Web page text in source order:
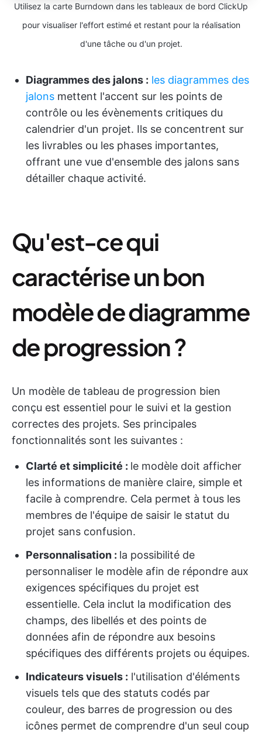
Utilisez la carte Burndown dans les tableaux de bord ClickUp
pour visualiser l'effort estimé et restant pour la réalisation
d'une tâche ou d'un projet.
Diagrammes des jalons : les diagrammes des
jalons mettent l'accent sur les points de
contrôle ou les évènements critiques du
calendrier d'un projet. Ils se concentrent sur
les livrables ou les phases importantes,
offrant une vue d'ensemble des jalons sans
détailler chaque activité.
Qu'est-ce qui
caractérise un bon
modèle de diagramme
de progression ?
Un modèle de tableau de progression bien
conçu est essentiel pour le suivi et la gestion
correctes des projets. Ses principales
fonctionnalités sont les suivantes :
Clarté et simplicité : le modèle doit afficher
les informations de manière claire, simple et
facile à comprendre. Cela permet à tous les
membres de l'équipe de saisir le statut du
projet sans confusion.
Personnalisation : la possibilité de
personnaliser le modèle afin de répondre aux
exigences spécifiques du projet est
essentielle. Cela inclut la modification des
champs, des libellés et des points de
données afin de répondre aux besoins
spécifiques des différents projets ou équipes.
Indicateurs visuels : l'utilisation d'éléments
visuels tels que des statuts codés par
couleur, des barres de progression ou des
icônes permet de comprendre d'un seul coup